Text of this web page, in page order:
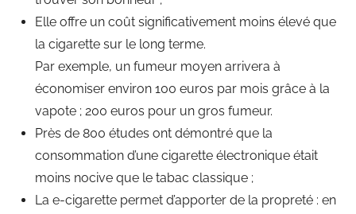
Elle offre un coût significativement moins élevé que
la cigarette sur le long terme.
Par exemple, un fumeur moyen arrivera à
économiser environ 100 euros par mois grâce à la
vapote ; 200 euros pour un gros fumeur.
Près de 800 études ont démontré que la
consommation d’une cigarette électronique était
moins nocive que le tabac classique ;
La e-cigarette permet d’apporter de la propreté : en